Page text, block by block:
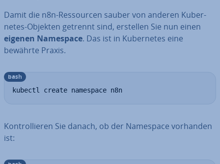
Damit die n8n-Res­sour­cen sauber von anderen Ku­ber­
netes-Objekten getrennt sind, erstellen Sie nun einen
eigenen Namespace. Das ist in Ku­ber­netes eine
bewährte Praxis.
kubectl create namespace n8n
bash
Kon­trol­lie­ren Sie danach, ob der Namespace vorhanden
ist: